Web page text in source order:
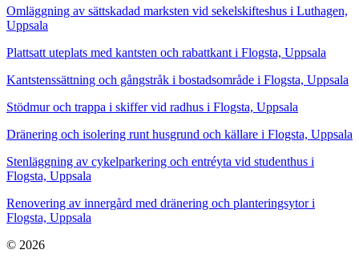
Omläggning av sättskadad marksten vid sekelskifteshus i Luthagen,
Uppsala
Plattsatt uteplats med kantsten och rabattkant i Flogsta, Uppsala
Kantstenssättning och gångstråk i bostadsområde i Flogsta, Uppsala
Stödmur och trappa i skiffer vid radhus i Flogsta, Uppsala
Dränering och isolering runt husgrund och källare i Flogsta, Uppsala
Stenläggning av cykelparkering och entréyta vid studenthus i
Flogsta, Uppsala
Renovering av innergård med dränering och planteringsytor i
Flogsta, Uppsala
© 2026